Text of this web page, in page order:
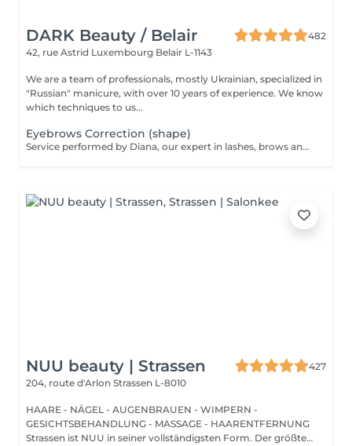
DARK Beauty / Belair
482
42, rue Astrid Luxembourg Belair L-1143
We are a team of professionals, mostly Ukrainian, specialized in
"Russian" manicure, with over 10 years of experience. We know
which techniques to us...
Eyebrows Correction (shape)
Service performed by Diana, our expert in lashes, brows and hair removal, with over 10 years of experience, ensuring precision and high-quality results.
NUU beauty | Strassen
427
204, route d'Arlon Strassen L-8010
HAARE - NÄGEL - AUGENBRAUEN - WIMPERN -
GESICHTSBEHANDLUNG - MASSAGE - HAARENTFERNUNG
Strassen ist NUU in seiner vollständigsten Form. Der größte